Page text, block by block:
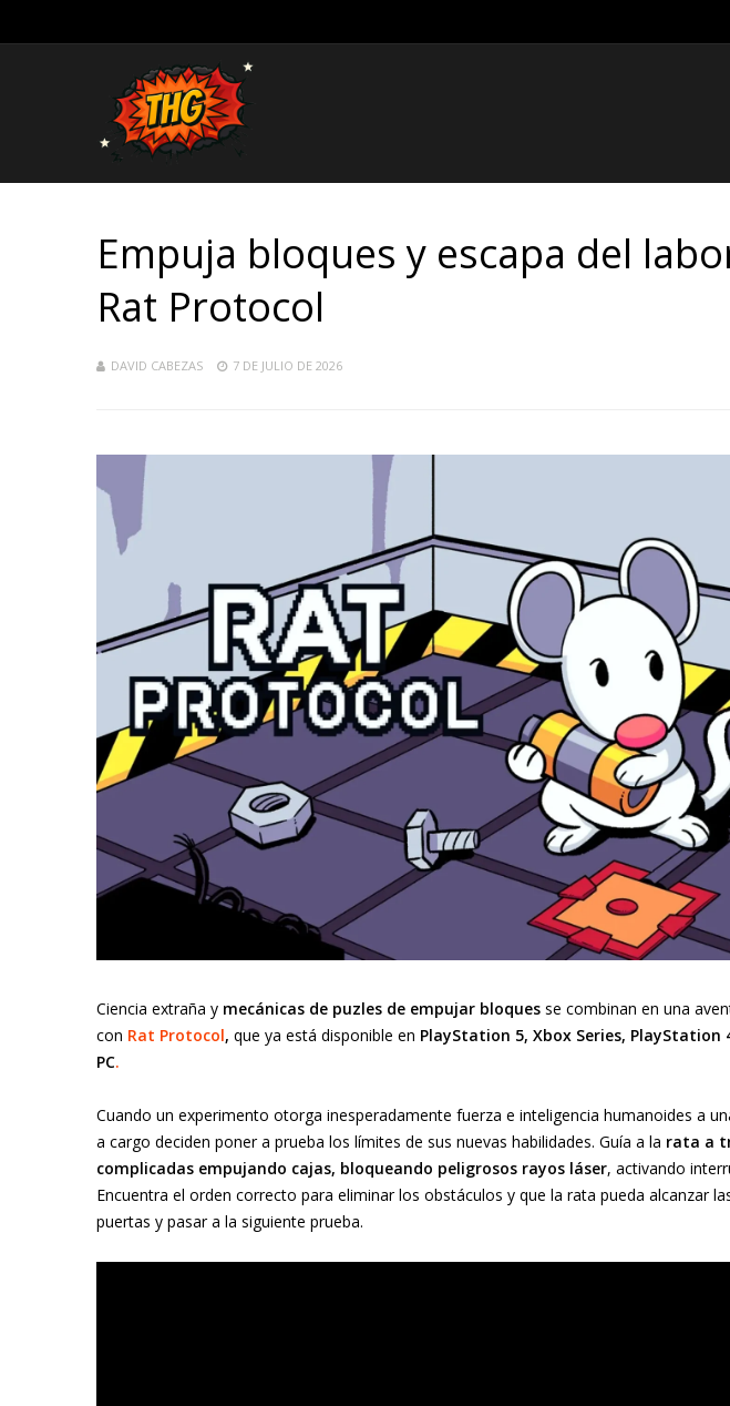
Empuja bloques y escapa del
Rat Protocol
DAVID CABEZAS 7 DE JULIO DE 2026
Ciencia extraña y mecánicas de puzles de empujar bloques se combinan en una
con Rat Protocol, que ya está disponible en PlayStation 5, Xbox Series, PlayStation
PC.
Cuando un experimento otorga inesperadamente fuerza e inteligencia humanoides a
a cargo deciden poner a prueba los límites de sus nuevas habilidades. Guía a la rata a
complicadas empujando cajas, bloqueando peligrosos rayos láser, activando
Encuentra el orden correcto para eliminar los obstáculos y que la rata pueda alcanzar
puertas y pasar a la siguiente prueba.